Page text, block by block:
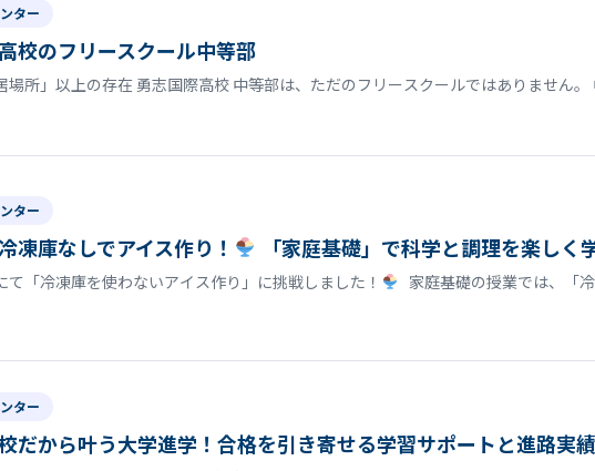
ター
校のフリースクール中等部
場所」以上の存在 勇志国際高校 中等部は、ただのフリースクールではありません
ター
凍庫なしでアイス作り！ 「家庭基礎」で科学と調理を楽しく
て「冷凍庫を使わないアイス作り」に挑戦しました！
家庭基礎の授業では、「
ター
だから叶う大学進学！合格を引き寄せる学習サポートと進路実績